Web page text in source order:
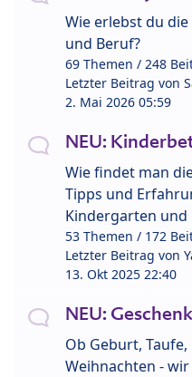
Wie erlebst du
und Beruf?
69 Themen / 248
Letzter Beitrag von
2. Mai 2026 05:59
NEU:
Wie findet man
Tipps und
Kindergarten und
53 Themen / 172
Letzter Beitrag von
13. Okt 2025 22:40
NEU:
Ob Geburt,
Weihnachten -